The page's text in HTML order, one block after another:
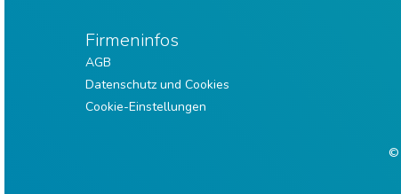
Firmeninfos
AGB
Datenschutz und Cookies
Cookie-Einstellungen
©